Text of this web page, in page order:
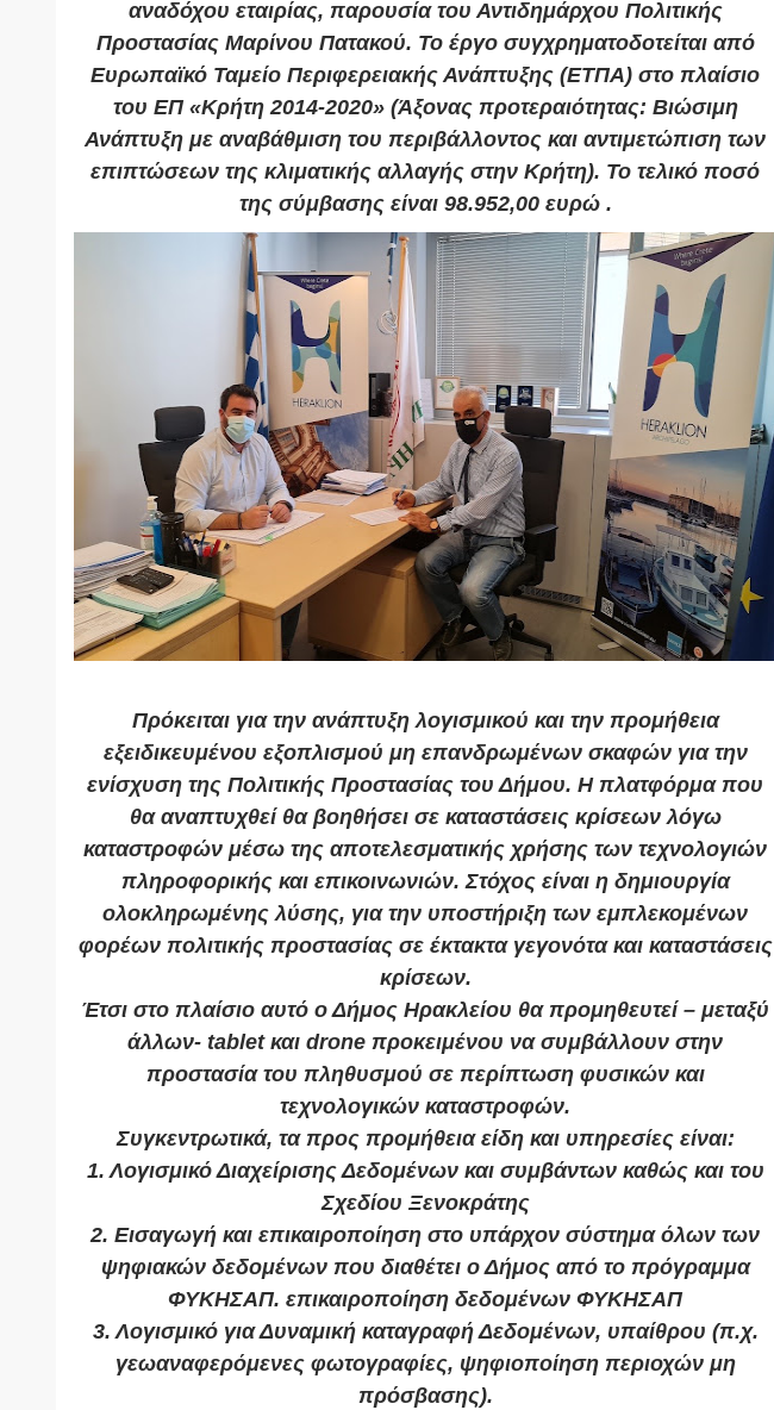
αναδόχου εταιρίας, παρουσία του Αντιδημάρχου Πολιτικής
Προστασίας Μαρίνου Πατακού. Το έργο συγχρηματοδοτείται από
Ευρωπαϊκό Ταμείο Περιφερειακής Ανάπτυξης (ΕΤΠΑ) στο πλαίσιο
του ΕΠ «Κρήτη 2014-2020» (Άξονας προτεραιότητας: Βιώσιμη
Ανάπτυξη με αναβάθμιση του περιβάλλοντος και αντιμετώπιση των
επιπτώσεων της κλιματικής αλλαγής στην Κρήτη). Το τελικό ποσό
της σύμβασης είναι 98.952,00 ευρώ .
Πρόκειται για την ανάπτυξη λογισμικού και την προμήθεια
εξειδικευμένου εξοπλισμού μη επανδρωμένων σκαφών για την
ενίσχυση της Πολιτικής Προστασίας του Δήμου. Η πλατφόρμα που
θα αναπτυχθεί θα βοηθήσει σε καταστάσεις κρίσεων λόγω
καταστροφών μέσω της αποτελεσματικής χρήσης των τεχνολογιών
πληροφορικής και επικοινωνιών. Στόχος είναι η δημιουργία
ολοκληρωμένης λύσης, για την υποστήριξη των εμπλεκομένων
φορέων πολιτικής προστασίας σε έκτακτα γεγονότα και καταστάσεις
κρίσεων.
Έτσι στο πλαίσιο αυτό ο Δήμος Ηρακλείου θα προμηθευτεί – μεταξύ
άλλων- tablet και drone προκειμένου να συμβάλλουν στην
προστασία του πληθυσμού σε περίπτωση φυσικών και
τεχνολογικών καταστροφών.
Συγκεντρωτικά, τα προς προμήθεια είδη και υπηρεσίες είναι:
1. Λογισμικό Διαχείρισης Δεδομένων και συμβάντων καθώς και του
Σχεδίου Ξενοκράτης
2. Εισαγωγή και επικαιροποίηση στο υπάρχον σύστημα όλων των
ψηφιακών δεδομένων που διαθέτει ο Δήμος από το πρόγραμμα
ΦΥΚΗΣΑΠ. επικαιροποίηση δεδομένων ΦΥΚΗΣΑΠ
3. Λογισμικό για Δυναμική καταγραφή Δεδομένων, υπαίθρου (π.χ.
γεωαναφερόμενες φωτογραφίες, ψηφιοποίηση περιοχών μη
πρόσβασης).